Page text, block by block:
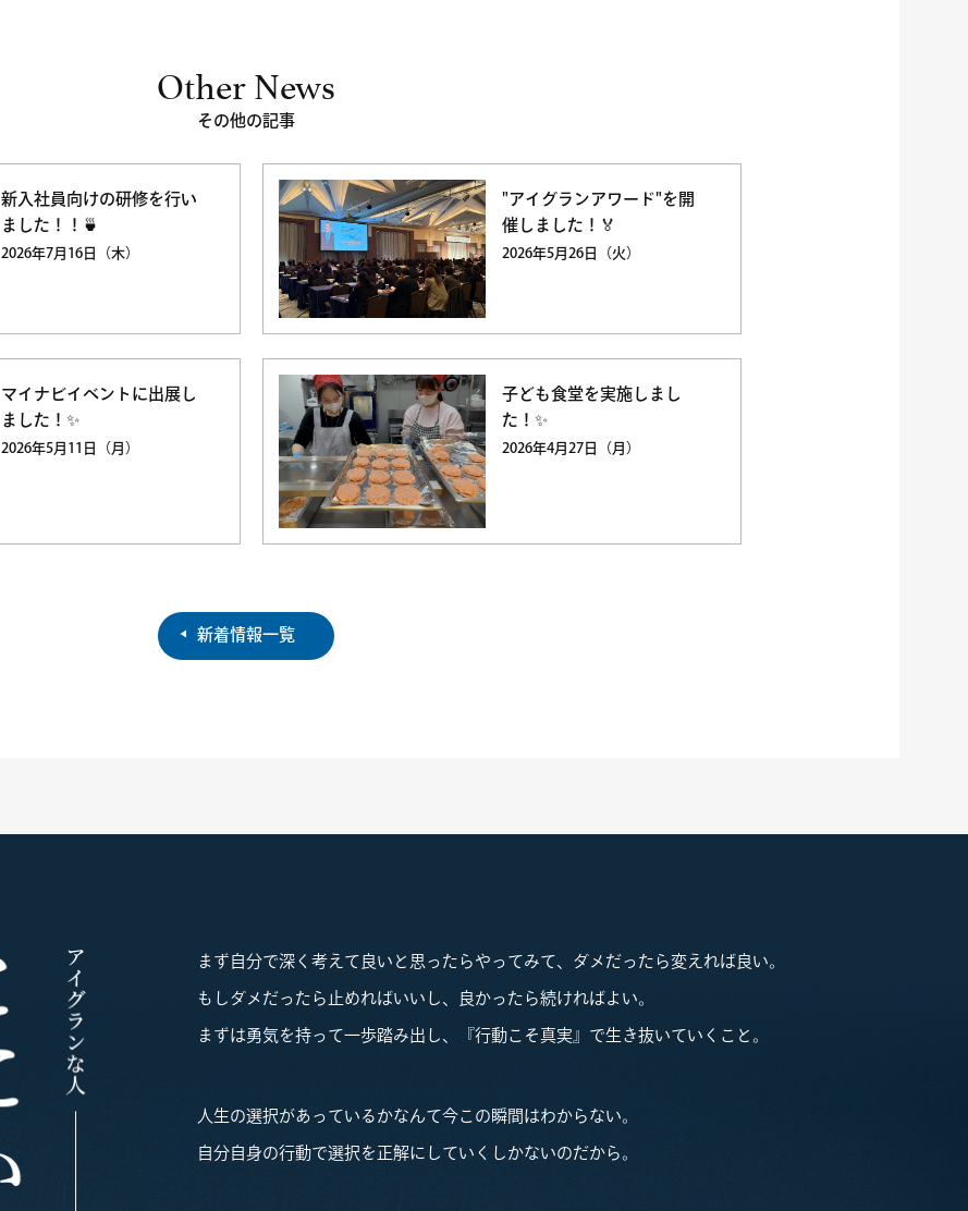
Other News
その他の記事
新入社員向けの研修を行い
ました！！🍵
2026年7月16日（木）
"アイグランアワード"を開
催しました！🏅
2026年5月26日（火）
マイナビイベントに出展し
ました！✨
2026年5月11日（月）
子ども食堂を実施しまし
た！✨
2026年4月27日（月）
新着情報一覧
まず自分で深く考えて良いと思ったらやってみて、ダメだったら変えれば良い。
もしダメだったら止めればいいし、良かったら続ければよい。
まずは勇気を持って一歩踏み出し、『行動こそ真実』で生き抜いていくこと。
人生の選択があっているかなんて今この瞬間はわからない。
自分自身の行動で選択を正解にしていくしかないのだから。